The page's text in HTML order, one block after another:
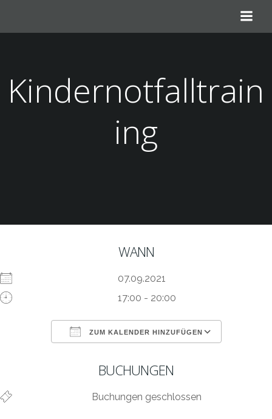
springen
Kindernotfalltrain
ing
WANN
07.09.2021
17:00 - 20:00
ZUM KALENDER HINZUFÜGEN
BUCHUNGEN
Buchungen geschlossen